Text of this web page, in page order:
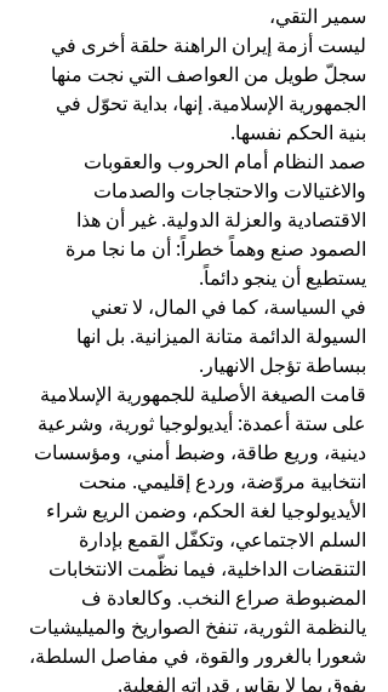
سمير التقي،
ليست أزمة إيران الراهنة حلقة أخرى في
سجلّ طويل من العواصف التي نجت منها
الجمهورية الإسلامية. إنها، بداية تحوّل في
بنية الحكم نفسها.
صمد النظام أمام الحروب والعقوبات
والاغتيالات والاحتجاجات والصدمات
الاقتصادية والعزلة الدولية. غير أن هذا
الصمود صنع وهماً خطراً: أن ما نجا مرة
يستطيع أن ينجو دائماً.
في السياسة، كما في المال، لا تعني
السيولة الدائمة متانة الميزانية. بل انها
ببساطة تؤجل الانهيار.
قامت الصيغة الأصلية للجمهورية الإسلامية
على ستة أعمدة: أيديولوجيا ثورية، وشرعية
دينية، وريع طاقة، وضبط أمني، ومؤسسات
انتخابية مروّضة، وردع إقليمي. منحت
الأيديولوجيا لغة الحكم، وضمن الريع شراء
السلم الاجتماعي، وتكفّل القمع بإدارة
التنقضات الداخلية، فيما نظّمت الانتخابات
المضبوطة صراع النخب. وكالعادة ف
يالنظمة الثورية، تنفخ الصواريخ والميليشيات
شعورا بالغرور والقوة، في مفاصل السلطة،
يفوق بما لا يقاس قدراته الفعلية.